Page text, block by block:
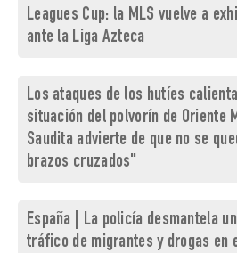
Leagues Cup: la MLS vuelve a
ante la Liga Azteca
Los ataques de los hutíes
situación del polvorín de Oriente
Saudita advierte de que no se
brazos cruzados"
España | La policía desmantela
tráfico de migrantes y drogas en